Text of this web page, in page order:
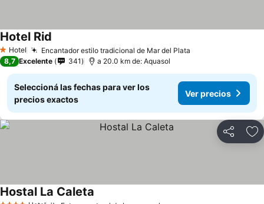
1 Estrellas
Hotel Encantador estilo tradicional de Mar del Plata
Hotel Rid
8,7 Excelente 341 a 20.0 km de: Aquasol
Seleccioná las fechas para ver los
precios exactos
Ver precios
Compartir
Hostal La Caleta